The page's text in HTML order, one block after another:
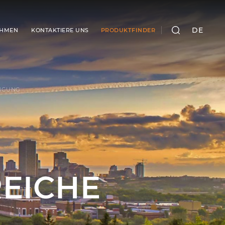
KONTAKTIERE UNS PRODUKTFINDER SUCHEN
DE